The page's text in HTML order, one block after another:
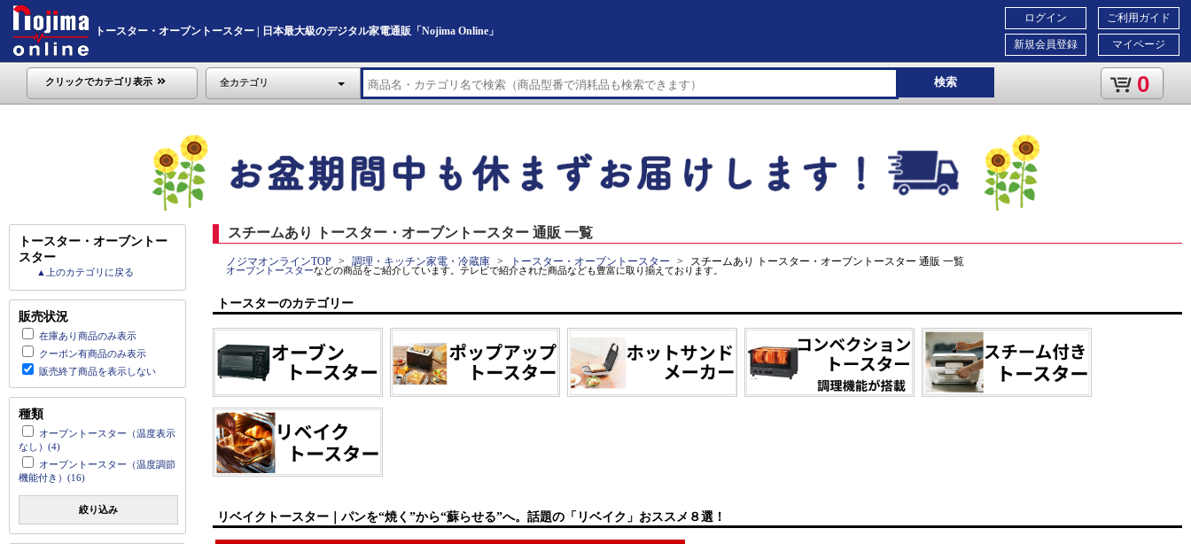
トースター・オーブントースター | 日本最大級のデジタル家電通販「Nojima Online」
ご利用ガイド
マイページ
ログイン
新規会員登録
クリックでカテゴリ表示 全カテゴリ 検索 0
トースター・オーブントー
スター
▲上のカテゴリに戻る
販売状況
在庫あり商品のみ表示
クーポン有商品のみ表示
販売終了商品を表示しない
種類
オーブントースター（温度表示
なし）(4)
オーブントースター（温度調節
機能付き）(16)
絞り込み
スチームあり トースター・オーブントースター 通販 一覧
ノジマオンラインTOP 調理・キッチン家電・冷蔵庫 トースター・オーブントースター スチームあり トースター・オーブントースター 通販 一覧
オーブントースターなどの商品をご紹介しています。テレビで紹介された商品なども豊富に取り揃えております。
トースターのカテゴリー
リベイクトースター｜パンを“焼く”から“蘇らせる”へ。話題の「リベイク」おススメ８選！